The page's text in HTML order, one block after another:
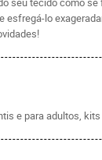
esfregá-lo
e para adultos,